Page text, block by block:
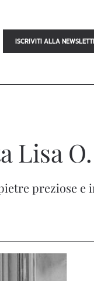
ISCRIVITI ALLA
Lisa O.
preziose e